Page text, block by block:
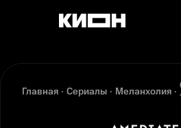
Главная Сериалы Меланхолия